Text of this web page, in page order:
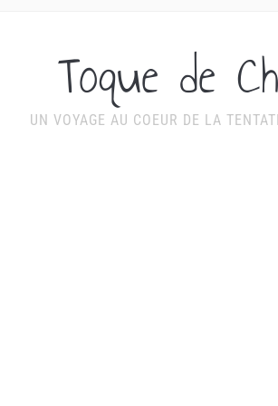
Toque de
UN VOYAGE AU COEUR DE LA